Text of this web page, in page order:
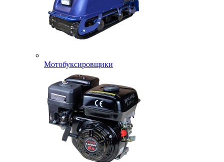
Мотобуксировщики